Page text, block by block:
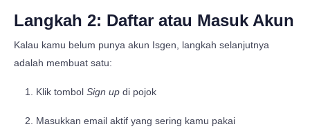
Langkah 2: Daftar atau Masuk Akun
Kalau kamu belum punya akun Isgen, langkah selanjutnya
adalah membuat satu:
Klik tombol Sign up di pojok
Masukkan email aktif yang sering kamu pakai